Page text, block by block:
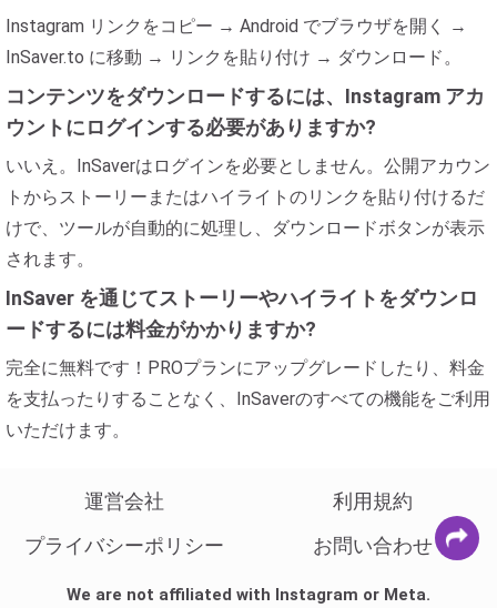
Instagram リンクをコピー → Android でブラウザを開く →
InSaver.to に移動 → リンクを貼り付け → ダウンロード。
コンテンツをダウンロードするには、Instagram アカ
ウントにログインする必要がありますか?
いいえ。InSaverはログインを必要としません。公開アカウン
トからストーリーまたはハイライトのリンクを貼り付けるだ
けで、ツールが自動的に処理し、ダウンロードボタンが表示
されます。
InSaver を通じてストーリーやハイライトをダウンロ
ードするには料金がかかりますか?
完全に無料です！PROプランにアップグレードしたり、料金
を支払ったりすることなく、InSaverのすべての機能をご利用
いただけます。
運営会社
利用規約
プライバシーポリシー
お問い合わせ
We are not affiliated with Instagram or Meta.